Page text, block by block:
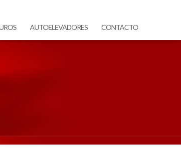
AUTOELEVADORES CONTACTO